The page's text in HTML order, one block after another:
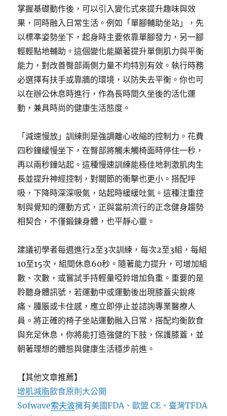
掌握基礎動作後，可以引入變化式來提升趣味與效
果，同時融入日常生活。例如「單腳輔助坐站」，先
以標準姿勢坐下，起身時主要依靠單腳發力，另一腳
輕輕點地輔助。這個變化能顯著提升單側肌力與平衡
能力，對改善臀部兩側力量不均特別有效。執行時務
必選擇有扶手或靠牆的環境，以防失去平衡。你也可
以在辦公休息時進行，作為長時間久坐後的活化運
動，兼具時尚的健康生活態度。
「減速慢放」訓練則是強調離心收縮的控制力。花費
四秒鐘緩慢坐下，在臀部將觸未觸椅面時停住一秒，
再以兩秒鐘站起。這種慢速訓練能極佳地刺激肌肉生
長並提升神經控制，對關節的衝擊也更小。搭配呼
吸，下降時深深吸氣，站起時緩緩吐氣。這種注重控
制與覺知的運動方式，正與當前流行的正念健身趨勢
相契合，不僅鍛鍊身體，也平靜心靈。
建議初學者每週進行2至3次訓練，每次2至3組，每組
10至15次，組間休息60秒。隨著能力提升，可增加組
數、次數，或嘗試手持輕量啞鈴增加負重。重要的是
聆聽身體訊號，若運動中或運動後出現膝蓋尖銳疼
痛、腫脹或卡住感，應立即停止並諮詢專業醫療人
員。將正確的椅子坐站運動融入日常，搭配均衡飲食
與充足休息，你將能打造強健的下肢，保護膝蓋，並
朝著理想的體態與健康生活穩步前進。
【其他文章推薦】
增肌減脂飲食原則大公開
Sofwave索夫波擁有美國FDA、歐盟 CE、臺灣TFDA